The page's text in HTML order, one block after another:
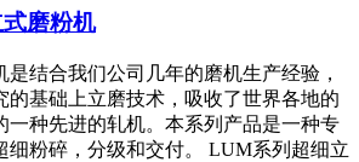
磨粉机
是结合我们公司几年的磨机生产经验，
的基础上立磨技术，吸收了世界各地的
一种先进的轧机。本系列产品是一种专
细粉碎，分级和交付。 LUM系列超细立